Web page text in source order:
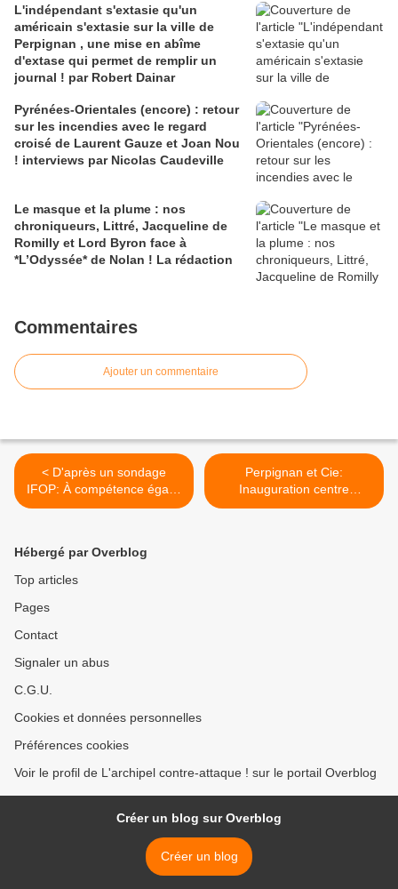
L'indépendant s'extasie qu'un
américain s'extasie sur la ville de
Perpignan , une mise en abîme
d'extase qui permet de remplir un
journal ! par Robert Dainar
Pyrénées-Orientales (encore) : retour
sur les incendies avec le regard
croisé de Laurent Gauze et Joan Nou
! interviews par Nicolas Caudeville
Le masque et la plume : nos
chroniqueurs, Littré, Jacqueline de
Romilly et Lord Byron face à
*L’Odyssée* de Nolan ! La rédaction
Commentaires
Ajouter un commentaire
< D'après un sondage
IFOP: À compétence égale,
les Catalans français
vraiment les rênes ? par
Robert Dainar
Perpignan et Cie:
Inauguration centre
d'entraînement de l'USAP,
Hébergé par Overblog
Top articles
Pages
Contact
Signaler un abus
C.G.U.
Cookies et données personnelles
Préférences cookies
Voir le profil de L'archipel contre-attaque ! sur le portail Overblog
Créer un blog sur Overblog
Créer un blog